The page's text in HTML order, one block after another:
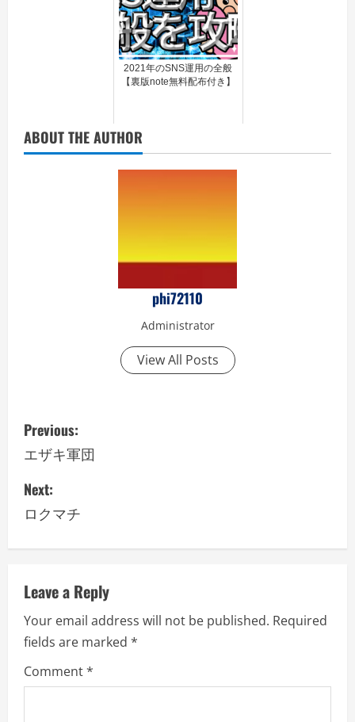
2021年のSNS運用の全般
【裏版note無料配布付き】
ABOUT THE AUTHOR
phi72110
Administrator
View All Posts
P
o
s
t
n
a
v
i
g
Previous:
エザキ軍団
Next:
ロクマチ
Leave a Reply
Your email address will not be published. Required
fields are marked *
Comment*